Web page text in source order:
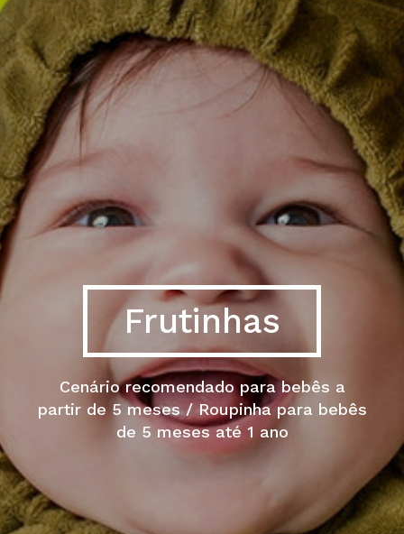
Frutinhas
Cenário recomendado para bebês a
partir de 5 meses / Roupinha para bebês
de 5 meses até 1 ano